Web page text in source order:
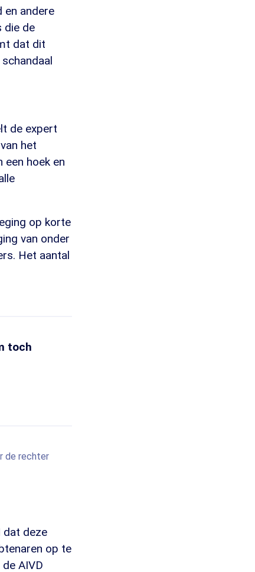
en andere
die de
dat dit
de expert
het
een hoek en
op korte
van onder
Het aantal
toch
de rechter
dat deze
op te
AIVD